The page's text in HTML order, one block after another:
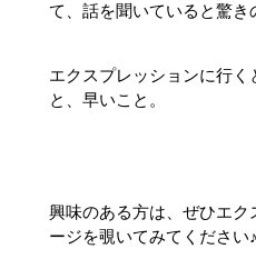
て、話を聞いていると驚き
エクスプレッションに行く
と、早いこと。
興味のある方は、ぜひエ
ージを覗いてみてください♪